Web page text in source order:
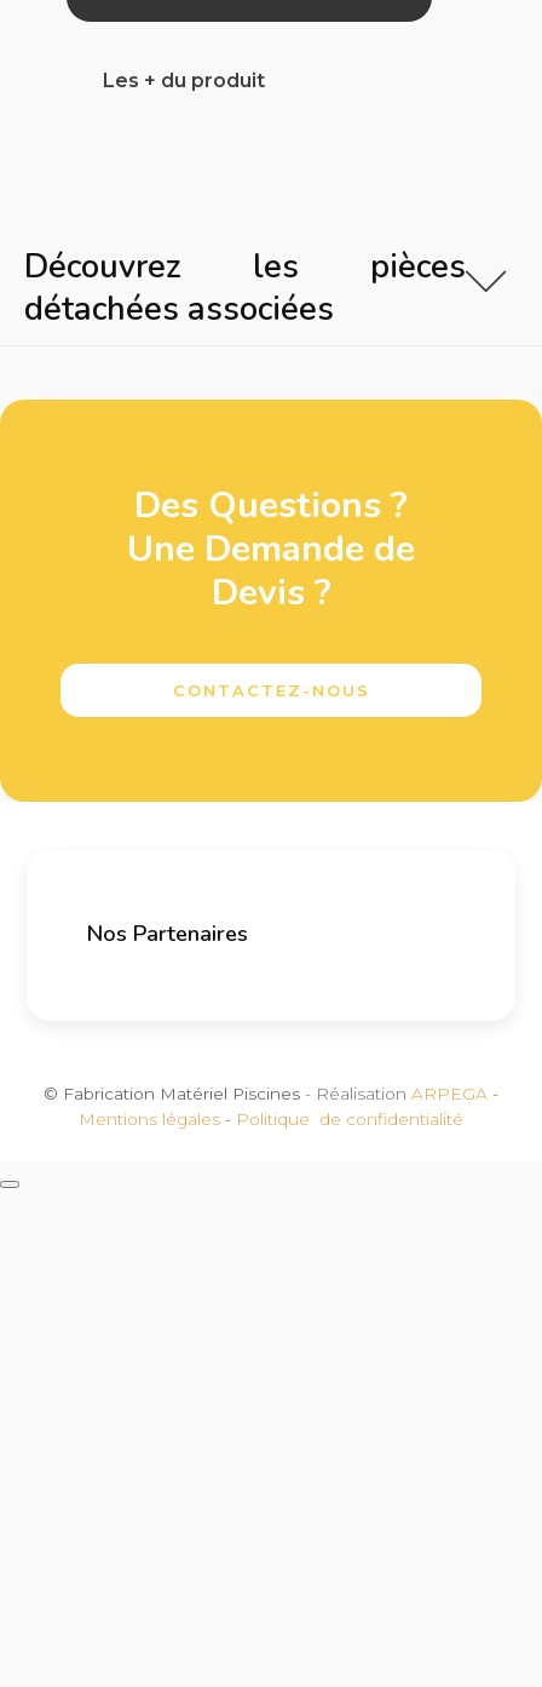
Les + du produit
Découvrez les pièces
détachées associées
Des Questions ?
Une Demande de
Devis ?
CONTACTEZ-NOUS
Nos Partenaires
© Fabrication Matériel Piscines - Réalisation ARPEGA -
Mentions légales - Politique de confidentialité